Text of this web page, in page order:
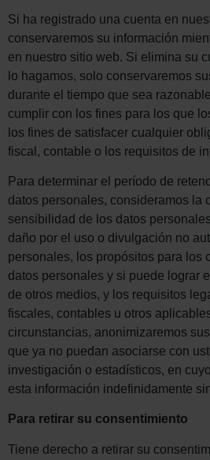
Si ha registrado una cuenta en
conservaremos su información
en nuestro sitio web. Si elimina su
lo hagamos, solo conservaremos
durante el tiempo que sea
cumplir con los fines para los que
los fines de satisfacer cualquier
fiscal, contable o los requisitos de
Para determinar el período de
datos personales, consideramos la
sensibilidad de los datos
daño por el uso o divulgación no
personales, los propósitos para los
datos personales y si puede lograr
de otros medios, y los requisitos
fiscales, contables u otros
circunstancias, anonimizaremos
que ya no puedan asociarse con
investigación o estadísticos, en
esta información indefinidamente
Para retirar su consentimiento
Tiene derecho a retirar su